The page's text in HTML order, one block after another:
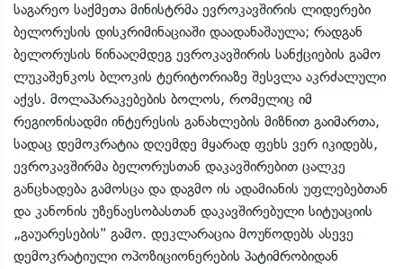
საგარეო საქმეთა მინისტრმა ევროკავშირის ლიდერები
ბელორუსის დისკრიმინაციაში დაადანაშაულა; რადგან
ბელორუსის წინააღმდეგ ევროკავშირის სანქციების გამო
ლუკაშენკოს ბლოკის ტერიტორიაზე შესვლა აკრძალული
აქვს. მოლაპარაკებების ბოლოს, რომელიც იმ
რეგიონისადმი ინტერესის განახლების მიზნით გაიმართა,
სადაც დემოკრატია დღემდე მყარად ფეხს ვერ იკიდებს,
ევროკავშირმა ბელორუსთან დაკავშირებით ცალკე
განცხადება გამოსცა და დაგმო ის ადამიანის უფლებებთან
და კანონის უზენაესობასთან დაკავშირებული სიტუაციის
„გაუარესების" გამო. დეკლარაცია მოუწოდებს ასევე
დემოკრატიული ოპოზიციონერების პატიმრობიდან